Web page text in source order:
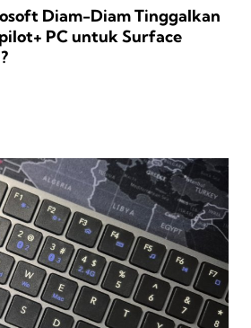
Diam-Diam Tinggalkan
PC untuk Surface